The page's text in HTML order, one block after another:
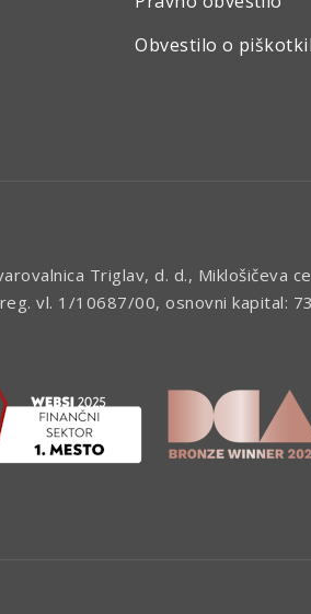
Obvestilo o
Triglav, d. d., Miklošičeva
vl. 1/10687/00, osnovni kapital: